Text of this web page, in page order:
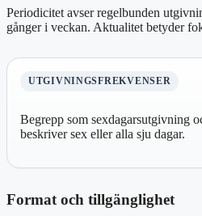
Periodicitet avser regelbunden
gånger i veckan. Aktualitet betyder
UTGIVNINGSFREKVENSER
Begrepp som sexdagarsutgivning
beskriver sex eller alla sju dagar.
Format och tillgänglighet